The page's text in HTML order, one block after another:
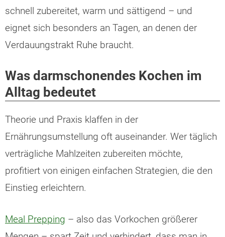
schnell zubereitet, warm und sättigend – und
eignet sich besonders an Tagen, an denen der
Verdauungstrakt Ruhe braucht.
Was darmschonendes Kochen im
Alltag bedeutet
Theorie und Praxis klaffen in der
Ernährungsumstellung oft auseinander. Wer täglich
verträgliche Mahlzeiten zubereiten möchte,
profitiert von einigen einfachen Strategien, die den
Einstieg erleichtern.
Meal Prepping – also das Vorkochen größerer